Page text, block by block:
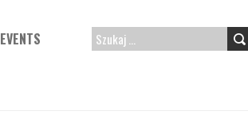
EVENTS SZUKAJ: